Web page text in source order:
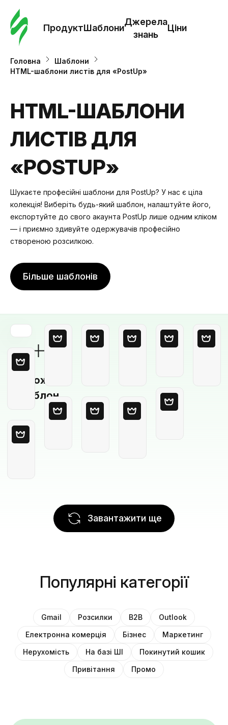
ПродуктШаблони
Джерела
знань
Ціни
Головна
Шаблони
HTML-шаблони листів для «PostUp»
HTML-ШАБЛОНИ
ЛИСТІВ ДЛЯ
«POSTUP»
Шукаєте професійні шаблони для PostUp? У нас є ціла
колекція! Виберіть будь-який шаблон, налаштуйте його,
експортуйте до свого акаунта PostUp лише одним кліком
— і приємно здивуйте одержувачів професійно
створеною розсилкою.
Більше шаблонів
Порожній
шаблон
Завантажити ще
Популярні категорії
Gmail Розсилки B2B
Outlook
Електронна комерція
Бізнес
Маркетинг
Нерухомість
На базі ШІ
Покинутий кошик
Привітання
Промо